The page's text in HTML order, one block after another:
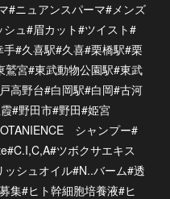
#ニュアンスパーマ#メンズ
ュ#眉カット#ツイスト#
#久喜駅#久喜#栗橋駅#栗
宮#東武動物公園駅#東武
高野台#白岡駅#白岡#古河
#野田市#野田#姫宮
シャンプー#
ツボクサエキス
シュオイル#N..バーム#透
集#ヒト幹細胞培養液#ヒ